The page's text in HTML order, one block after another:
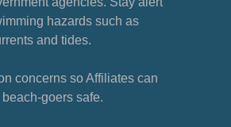
hazards such as
and tides.
concerns so Affiliates can
goers safe.